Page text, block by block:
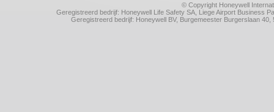
© Copyright Honeywell
Geregistreerd bedrijf: Honeywell Life Safety SA, Liege Airport Business
Geregistreerd bedrijf: Honeywell BV, Burgemeester Burgerslaan